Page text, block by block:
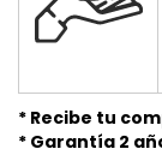
* Recibe tu
* Garantía 2